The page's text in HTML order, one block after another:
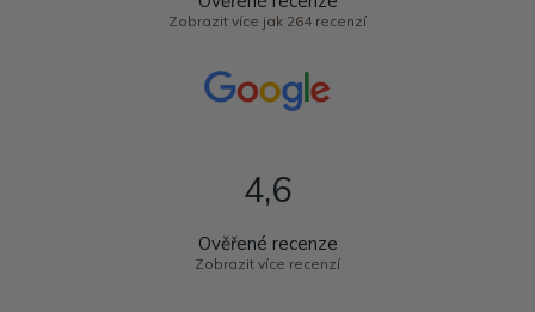
Zobrazit více jak 264 recenzí
4,6
Ověřené recenze
Zobrazit více recenzí